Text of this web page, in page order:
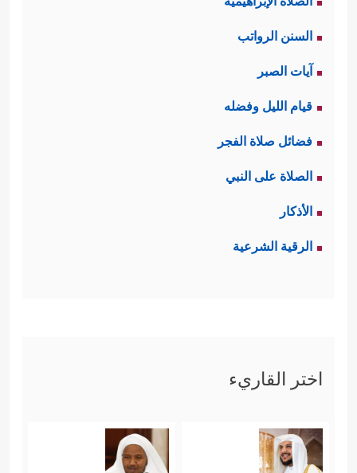
السنن الرواتب
آيات الصبر
قيام الليل وفضله
فضائل صلاة الفجر
الصلاة على النبي
الأذكار
الرقية الشرعية
اختر القاريء